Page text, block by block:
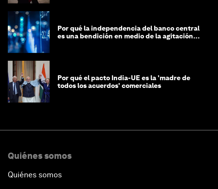
Por qué la independencia del banco central
es una bendición en medio de la agitación
Por qué el pacto India-UE es la 'madre de
todos los acuerdos' comerciales
Quiénes somos
Quiénes somos